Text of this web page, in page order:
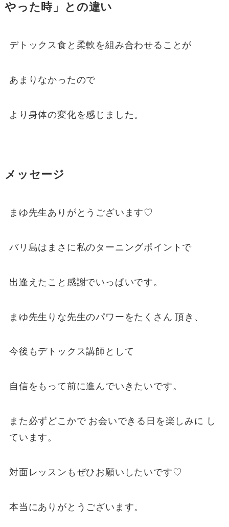
やった時」との違い
デトックス食と柔軟を組み合わせることが
あまりなかったので
より身体の変化を感じました。
メッセージ
まゆ先生ありがとうございます♡
バリ島はまさに私のターニングポイントで
出逢えたこと感謝でいっぱいです。
まゆ先生りな先生のパワーをたくさん 頂き、
今後もデトックス講師として
自信をもって前に進んでいきたいです。
また必ずどこかで お会いできる日を楽しみに し
ています。
対面レッスンもぜひお願いしたいです♡
本当にありがとうございます。